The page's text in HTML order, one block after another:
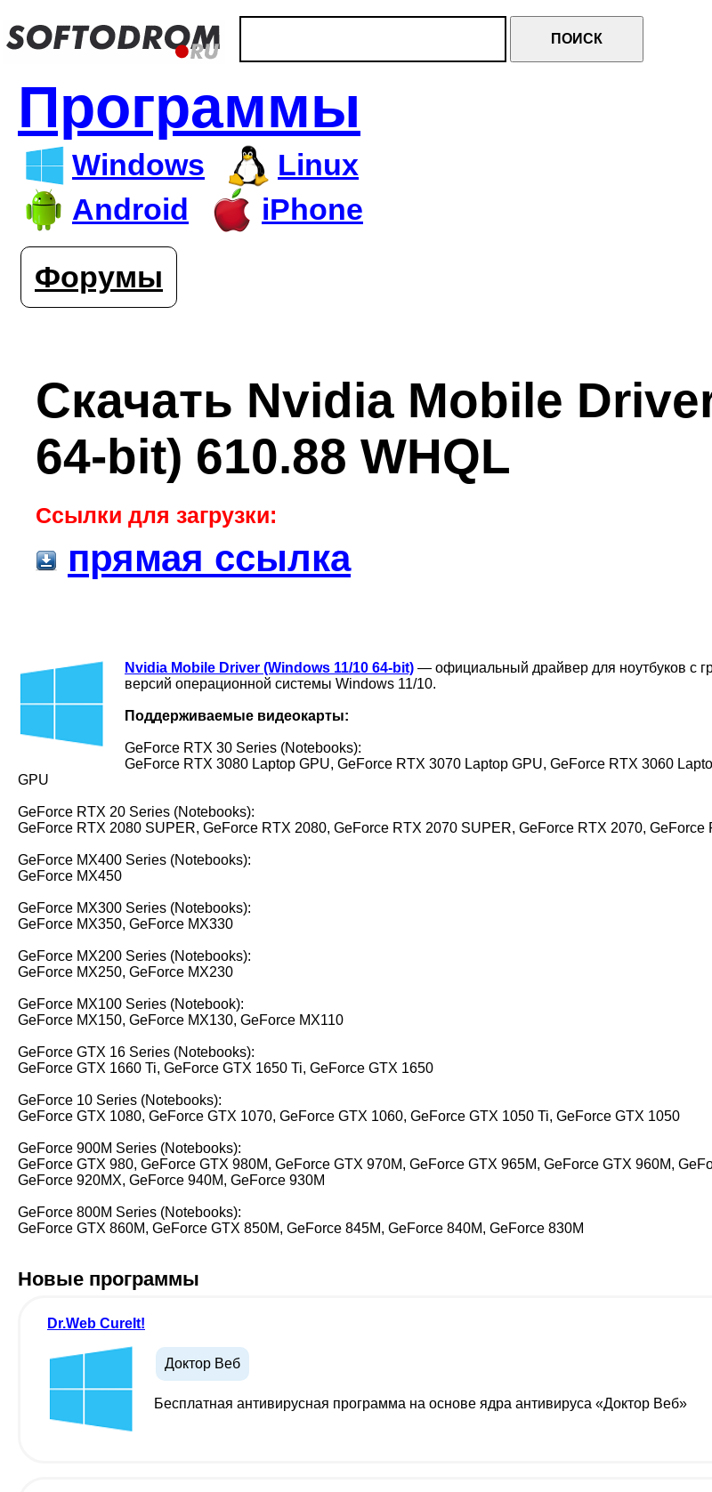
Программы
Windows
Linux
Android
iPhone
Форумы
Скачать Nvidia Mobile
64-bit) 610.88 WHQL
Ссылки для загрузки:
прямая ссылка
Nvidia Mobile Driver (Windows 11/10 64-bit) — официальный драйвер для ноутбуков с
версий операционной системы Windows 11/10.
Поддерживаемые видеокарты:
GeForce RTX 30 Series (Notebooks):
GeForce RTX 3080 Laptop GPU, GeForce RTX 3070 Laptop GPU, GeForce RTX 3060
GPU
GeForce RTX 20 Series (Notebooks):
GeForce RTX 2080 SUPER, GeForce RTX 2080, GeForce RTX 2070 SUPER, GeForce RTX 2070, GeForce
GeForce MX400 Series (Notebooks):
GeForce MX450
GeForce MX300 Series (Notebooks):
GeForce MX350, GeForce MX330
GeForce MX200 Series (Notebooks):
GeForce MX250, GeForce MX230
GeForce MX100 Series (Notebook):
GeForce MX150, GeForce MX130, GeForce MX110
GeForce GTX 16 Series (Notebooks):
GeForce GTX 1660 Ti, GeForce GTX 1650 Ti, GeForce GTX 1650
GeForce 10 Series (Notebooks):
GeForce GTX 1080, GeForce GTX 1070, GeForce GTX 1060, GeForce GTX 1050 Ti, GeForce GTX 1050
GeForce 900M Series (Notebooks):
GeForce GTX 980, GeForce GTX 980M, GeForce GTX 970M, GeForce GTX 965M, GeForce GTX 960M,
GeForce 920MX, GeForce 940M, GeForce 930M
GeForce 800M Series (Notebooks):
GeForce GTX 860M, GeForce GTX 850M, GeForce 845M, GeForce 840M, GeForce 830M
Новые программы
Dr.Web CureIt!
Доктор Веб
Бесплатная антивирусная программа на основе ядра антивируса «Доктор Веб»